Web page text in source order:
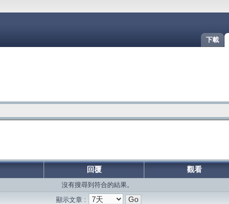
下載
回覆 觀看
沒有搜尋到符合的結果。
顯示文章 :